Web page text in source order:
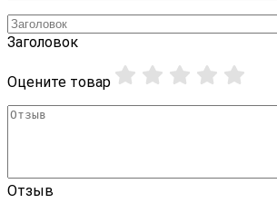
Заголовок
Оцените товар
Отзыв